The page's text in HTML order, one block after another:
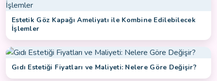
Estetik Göz Kapağı Ameliyatı ile Kombine Edilebilecek
İşlemler
Gıdı Estetiği Fiyatları ve Maliyeti: Nelere Göre Değişir?